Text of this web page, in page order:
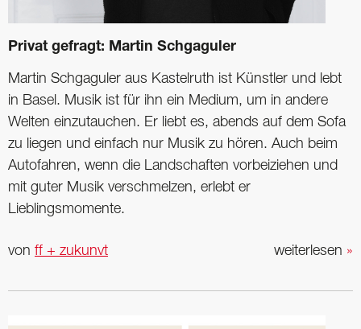
Privat gefragt: Martin Schgaguler
Martin Schgaguler aus ­Kastelruth ist Künstler und lebt
in Basel. Musik ist für ihn ein Medium, um in andere
Welten einzutauchen. Er liebt es, abends auf dem Sofa
zu liegen und ­einfach nur Musik zu hören. Auch beim
Autofahren, wenn die Landschaften vorbeiziehen und
mit guter Musik verschmelzen, erlebt er
Lieblingsmomente.
weiterlesen »
von ff + zukunvt